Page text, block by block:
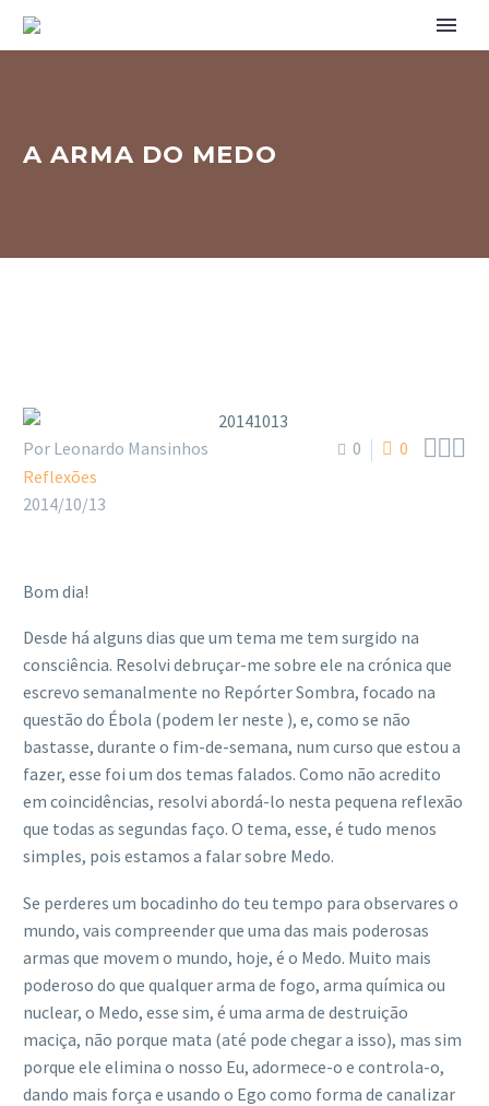
A ARMA DO MEDO
0 0 
Por Leonardo Mansinhos
Reflexões
2014/10/13
Bom dia!
Desde há alguns dias que um tema me tem surgido na
consciência. Resolvi debruçar-me sobre ele na crónica que
escrevo semanalmente no Repórter Sombra, focado na
questão do Ébola (podem ler neste ), e, como se não
bastasse, durante o fim-de-semana, num curso que estou a
fazer, esse foi um dos temas falados. Como não acredito
em coincidências, resolvi abordá-lo nesta pequena reflexão
que todas as segundas faço. O tema, esse, é tudo menos
simples, pois estamos a falar sobre Medo.
Se perderes um bocadinho do teu tempo para observares o
mundo, vais compreender que uma das mais poderosas
armas que movem o mundo, hoje, é o Medo. Muito mais
poderoso do que qualquer arma de fogo, arma química ou
nuclear, o Medo, esse sim, é uma arma de destruição
maciça, não porque mata (até pode chegar a isso), mas sim
porque ele elimina o nosso Eu, adormece-o e controla-o,
dando mais força e usando o Ego como forma de canalizar